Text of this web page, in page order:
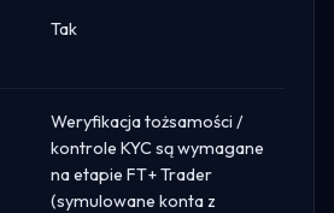
Tak
Weryfikacja tożsamości /
kontrole KYC są wymagane
na etapie FT+ Trader
(symulowane konta z